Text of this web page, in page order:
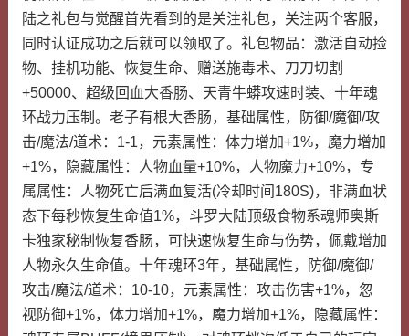
陆之礼包与觉醒首先看到的是关注礼包，关注两个客服，
同时认证成功之后就可以领取了。礼包物品：激活自动捡
物、挂机功能、恢复生命、赠送施毒术、刀刀切割
+50000、超级回血大香肠、天青牛蟒攻速时装、十年魂
环战力压制。老子有根大香肠，基础属性，防御/魔御/攻
击/魔法/道术：1-1，元素属性：体力增加+1%，魔力增加
+1%，隐藏属性：人物血量+10%，人物魔力+10%，专
属属性：人物死亡后满血复活(冷却时间180S)，非满血状
态下每秒恢复生命值1%，斗罗大陆顶级食物系魂师奥斯
卡独家秘制恢复香肠，可快速恢复生命与伤势，佩戴增加
人物永久生命值。十年魂环3年，基础属性，防御/魔御/
攻击/魔法/道术：10-10，元素属性：攻击伤害+1%，忽
视防御+1%，体力增加+1%，魔力增加+1%，隐藏属性：